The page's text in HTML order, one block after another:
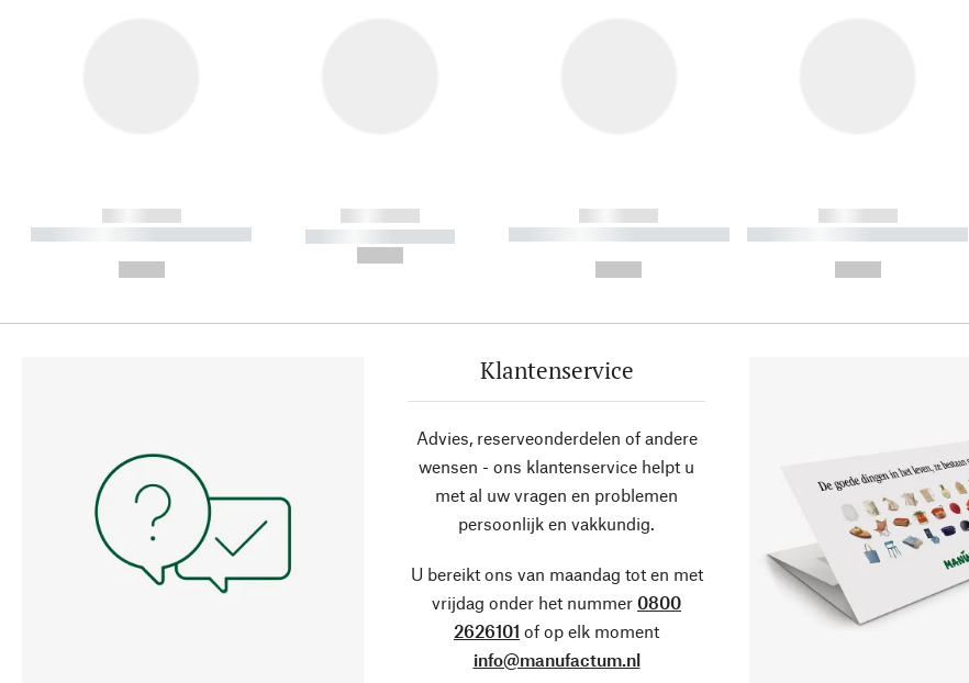
------------
----------- ----------- ----------
------------
----------- -----------
------------
----------- ----------- ----------
------------
----------- ----------- ----------
Klantenservice
Advies, reserveonderdelen of andere
wensen - ons klantenservice helpt u
met al uw vragen en problemen
persoonlijk en vakkundig.
U bereikt ons van maandag tot en met
vrijdag onder het nummer 0800
2626101 of op elk moment
info@manufactum.nl